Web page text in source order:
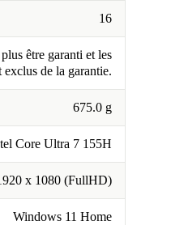
16
être garanti et les
exclus de la garantie.
675.0 g
Core Ultra 7 155H
x 1080 (FullHD)
Windows 11 Home